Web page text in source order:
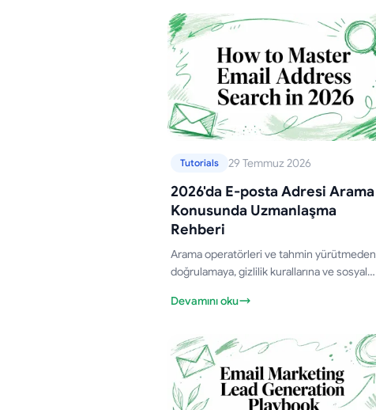
Tutorials 29 Temmuz 2026
2026'da E-posta Adresi Arama
Konusunda Uzmanlaşma
Rehberi
Arama operatörleri ve tahmin yürütmeden
doğrulamaya, gizlilik kurallarına ve sosyal
posta adresi arama yöntemlerini öğrenin.
Devamını oku